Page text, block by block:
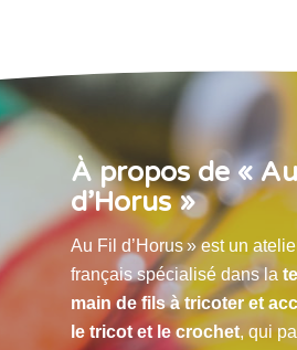
À propos de «
d’Horus »
Au Fil d’Horus » est un
français spécialisé dans la
main de fils à tricoter et
le tricot et le crochet, qui